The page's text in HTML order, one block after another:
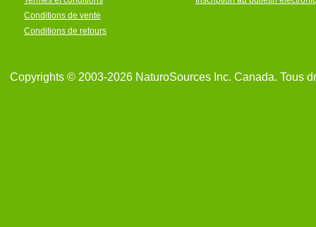
Conditions de vente
Conditions de retours
Copyrights © 2003-2026 NaturoSources Inc. Canada. Tous